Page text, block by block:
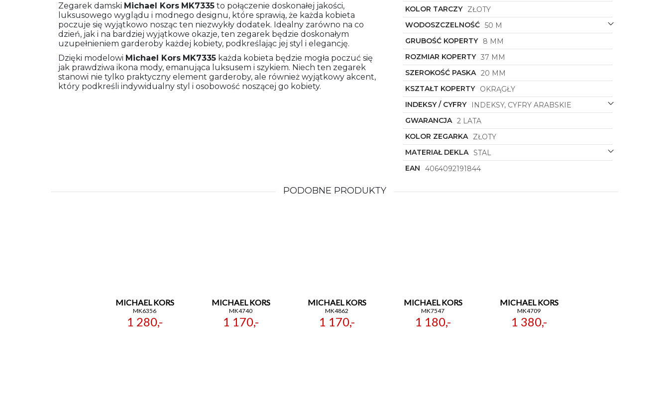
Zegarek damski Michael Kors MK7335 to połączenie doskonałej jakości,
luksusowego wyglądu i modnego designu, które sprawią, że każda kobieta
poczuje się wyjątkowo nosząc ten niezwykły dodatek. Idealny zarówno na co
dzień, jak i na bardziej wyjątkowe okazje, ten zegarek będzie doskonałym
uzupełnieniem garderoby każdej kobiety, podkreślając jej styl i elegancję.
Dzięki modelowi Michael Kors MK7335 każda kobieta będzie mogła poczuć się
jak prawdziwa ikona mody, emanująca luksusem i szykiem. Niech ten zegarek
stanowi nie tylko praktyczny element garderoby, ale również wyjątkowy akcent,
który podkreśli indywidualny styl i osobowość noszącej go kobiety.
KOLOR TARCZY
ZŁOTY
WODOSZCZELNOŚĆ 50 M
GRUBOŚĆ KOPERTY
8 MM
ROZMIAR KOPERTY 37 MM
SZEROKOŚĆ PASKA 20 MM
KSZTAŁT KOPERTY
OKRĄGŁY
INDEKSY / CYFRY
INDEKSY, CYFRY ARABSKIE
GWARANCJA 2 LATA
KOLOR ZEGARKA
ZŁOTY
MATERIAŁ DEKLA STAL
EAN
4064092191844
PODOBNE PRODUKTY
MICHAEL KORS
MK6356
1 280,-
MICHAEL KORS
MK4740
1 170,-
MICHAEL KORS
MK4862
1 170,-
MICHAEL KORS
MK7547
1 180,-
MICHAEL KORS
MK4709
1 380,-